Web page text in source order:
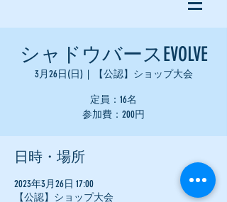
シャドウバースEVOLVE
3月26日(日)
  |
【公認】ショップ大会
定員：16名
参加費：200円
日時・場所
2023年3月26日 17:00
【公認】ショップ大会